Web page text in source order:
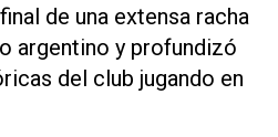
de una extensa racha
argentino y profundizó
del club jugando en